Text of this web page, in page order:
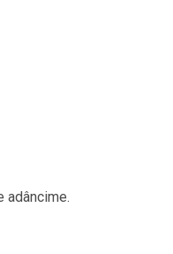
adâncime.